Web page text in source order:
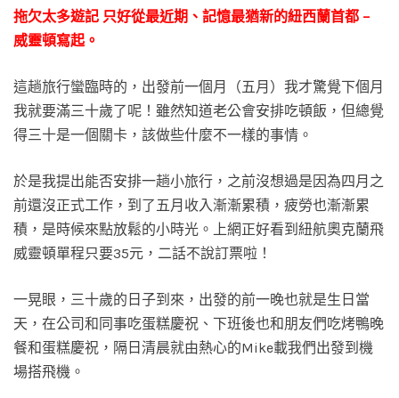
拖欠太多遊記 只好從最近期、記憶最猶新的紐西蘭首都 –
威靈頓寫起。
這趟旅行蠻臨時的，出發前一個月（五月）我才驚覺下個月
我就要滿三十歲了呢！雖然知道老公會安排吃頓飯，但總覺
得三十是一個關卡，該做些什麼不一樣的事情。
於是我提出能否安排一趟小旅行，之前沒想過是因為四月之
前還沒正式工作，到了五月收入漸漸累積，疲勞也漸漸累
積，是時候來點放鬆的小時光。上網正好看到紐航奧克蘭飛
威靈頓單程只要35元，二話不說訂票啦！
一晃眼，三十歲的日子到來，出發的前一晚也就是生日當
天，在公司和同事吃蛋糕慶祝、下班後也和朋友們吃烤鴨晚
餐和蛋糕慶祝，隔日清晨就由熱心的Mike載我們出發到機
場搭飛機。